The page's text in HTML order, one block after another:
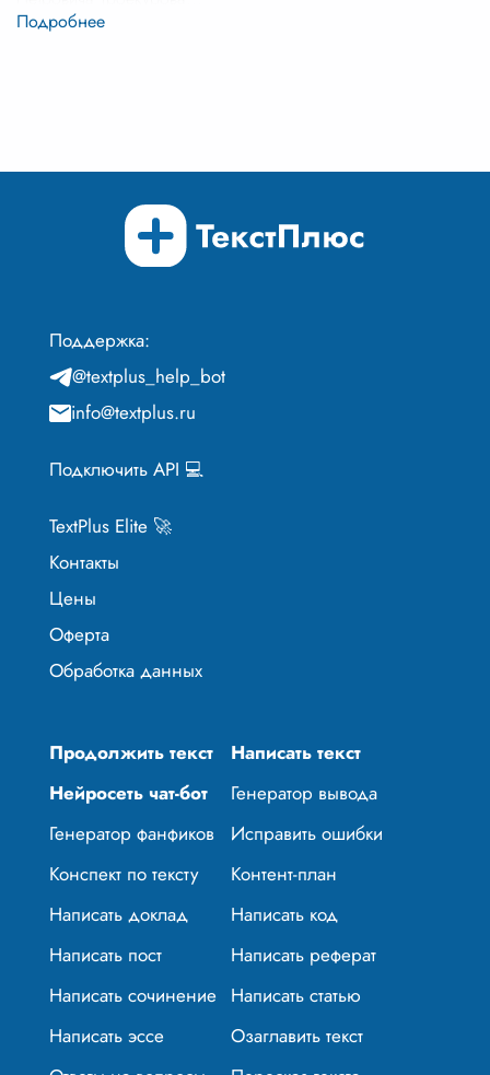
Поддержка:
@textplus_help_bot
info@textplus.ru
Подключить API 💻
TextPlus Elite 🚀
Контакты
Цены
Оферта
Обработка данных
Продолжить текст
Написать текст
Нейросеть чат-бот
Генератор вывода
Генератор фанфиков
Исправить ошибки
Конспект по тексту
Контент-план
Написать доклад
Написать код
Написать пост
Написать реферат
Написать сочинение Написать статью
Написать эссе
Озаглавить текст